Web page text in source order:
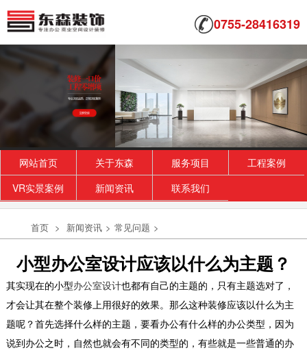
0755-28416319
网站首页 关于东森 服务项目
工程案例
VR实景案例
新闻资讯 联系我们
首页 > 新闻资讯 > 常见问题 >
小型办公室设计应该以什么为主题？
其实现在的小型办公室设计也都有自己的主题的，只有主题选对了，
才会让其在整个装修上用很好的效果。那么这种装修应该以什么为主
题呢？首先选择什么样的主题，要看办公有什么样的办公类型，因为
说到办公之时，自然也就会有不同的类型的，有些就是一些普通的办